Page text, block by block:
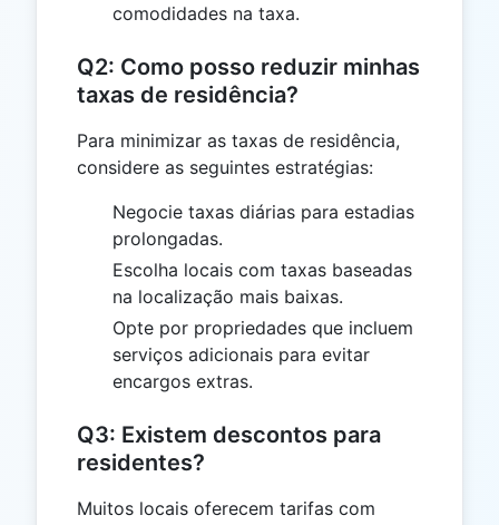
comodidades na taxa.
Q2: Como posso reduzir minhas
taxas de residência?
Para minimizar as taxas de residência,
considere as seguintes estratégias:
Negocie taxas diárias para estadias
prolongadas.
Escolha locais com taxas baseadas
na localização mais baixas.
Opte por propriedades que incluem
serviços adicionais para evitar
encargos extras.
Q3: Existem descontos para
residentes?
Muitos locais oferecem tarifas com